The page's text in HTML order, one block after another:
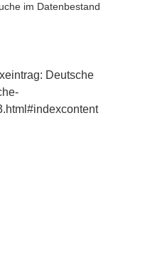
im Datenbestand
Deutsche